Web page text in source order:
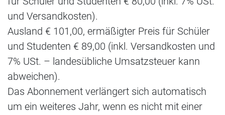
und Versandkosten).
Ausland € 101,00, ermäßigter Preis für Schüler
und Studenten € 89,00 (inkl. Versandkosten und
7% USt. – landesübliche Umsatzsteuer kann
abweichen).
Das Abonnement verlängert sich automatisch
um ein weiteres Jahr, wenn es nicht mit einer